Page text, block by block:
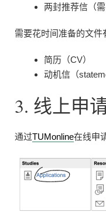
两封推荐信（
需要花时间准备的文件
简历（CV）
动机信（
3. 线上申
通过TUMonline在线申